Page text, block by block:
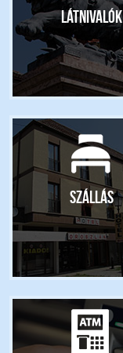
Látnivalók
Szállás